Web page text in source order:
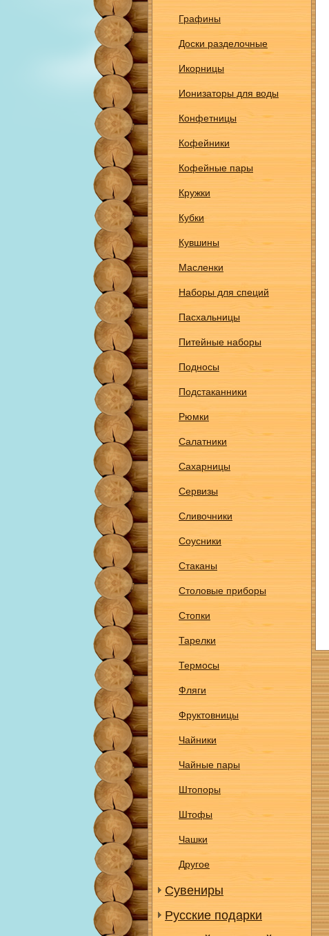
Графины
Доски разделочные
Икорницы
Ионизаторы для воды
Конфетницы
Кофейники
Кофейные пары
Кружки
Кубки
Кувшины
Масленки
Наборы для специй
Пасхальницы
Питейные наборы
Подносы
Подстаканники
Рюмки
Салатники
Сахарницы
Сервизы
Сливочники
Соусники
Стаканы
Столовые приборы
Стопки
Тарелки
Термосы
Фляги
Фруктовницы
Чайники
Чайные пары
Штопоры
Штофы
Чашки
Другое
Сувениры
Русские подарки